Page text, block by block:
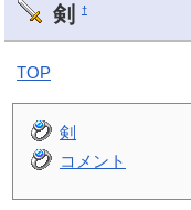
剣 †
TOP
剣
コメント